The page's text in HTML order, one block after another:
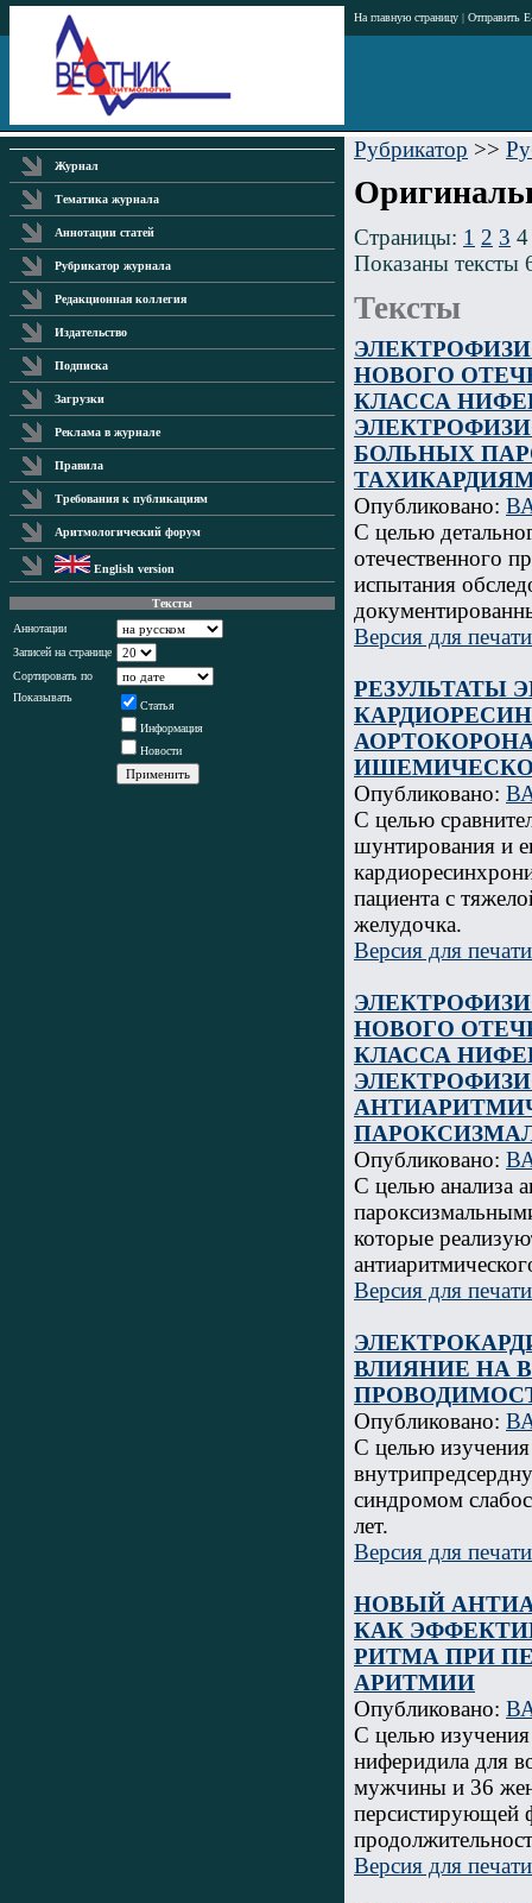
На главную страницу | Отправить
Журнал
Тематика журнала
Аннотации статей
Рубрикатор журнала
Редакционная коллегия
Издательство
Подписка
Загрузки
Реклама в журнале
Правила
Требования к публикациям
Аритмологический форум
English version
Тексты
Аннотации
Записей на странице
Сортировать по
Показывать
Статья
Информация
Новости
Рубрикатор >>
Страницы: 1 2 3
Показаны тексты
Тексты
НОВОГО
КЛАССА
БОЛЬНЫХ
Опубликовано:
С целью
отечественного
испытания
Версия для печати
РЕЗУЛЬТАТЫ
Опубликовано:
С целью
шунтирования и
пациента с
желудочка.
Версия для печати
НОВОГО
КЛАССА
Опубликовано:
С целью анализа
которые
Версия для печати
ВЛИЯНИЕ НА
Опубликовано:
C целью
синдромом
лет.
Версия для печати
НОВЫЙ
КАК
РИТМА ПРИ
АРИТМИИ
Опубликовано:
С целью изучения
ниферидила для
мужчины и 36
персистирующей
Версия для печати